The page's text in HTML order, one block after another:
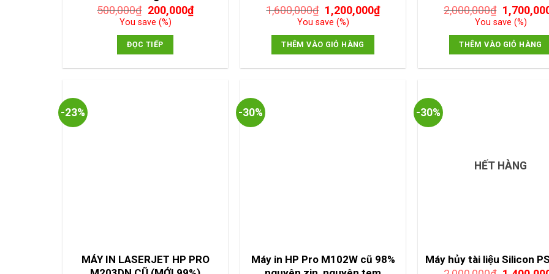
500,000₫ Giá
gốc
500,000₫.
200,000₫Giá
hiện
You save (%)
ĐỌC TIẾP
1,600,000₫ Giá
gốc
1,600,000₫.
1,200,000₫Giá
hiện
You save (%)
THÊM VÀO GIỎ HÀNG
2,000,000₫ Giá
gốc
You save (%)
THÊM VÀO GIỎ HÀNG
-23%
MÁY IN LASERJET HP PRO
-30%
Máy in HP Pro M102W cũ 98%
-30%
HẾT HÀNG
Máy hủy tài liệu Silicon